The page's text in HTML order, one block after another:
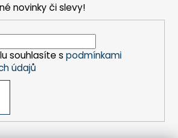
novinky či slevy!
souhlasíte s podmínkami
údajů